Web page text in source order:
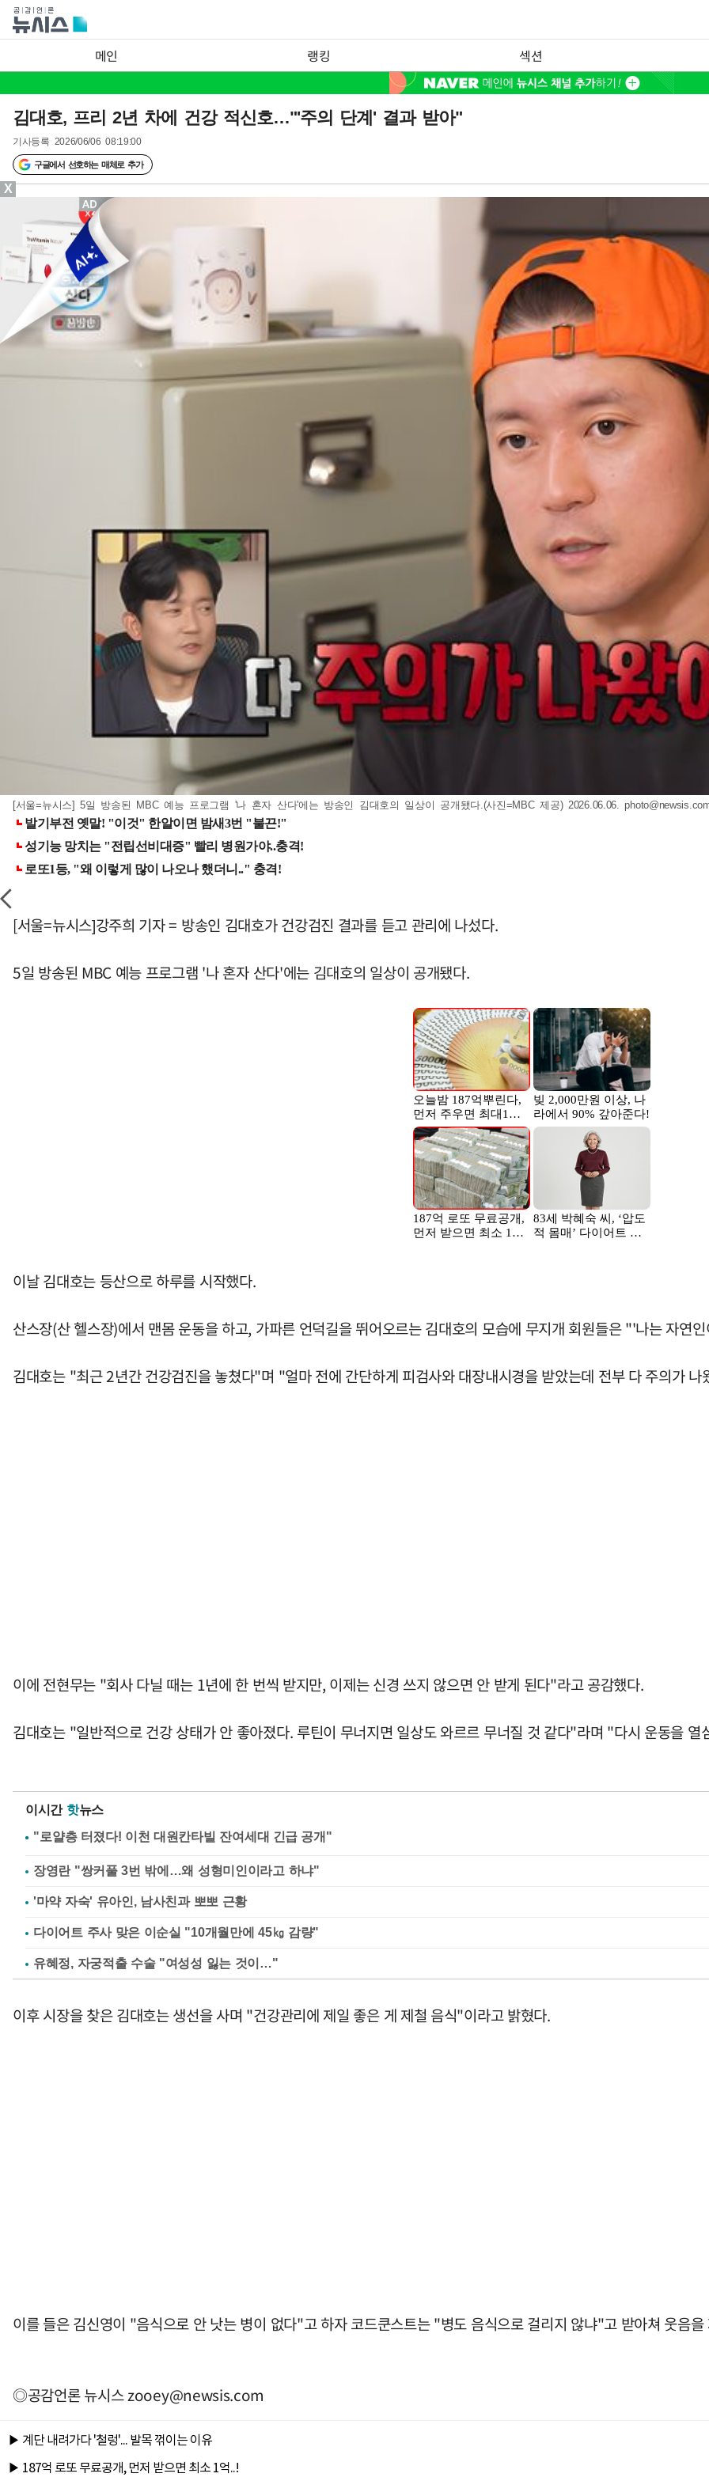
메인 랭킹 섹션
김대호, 프리 2년 차에 건강 적신호…"'주의 단계' 결과 받아"
기사등록 2026/06/06 08:19:00
구글에서 선호하는 매체로 추가
[서울=뉴시스] 5일 방송된 MBC 예능 프로그램 '나 혼자 산다'에는 방송인 김대호의 일상이 공개됐다.(사진=MBC 제공) 2026.06.06.
[서울=뉴시스]강주희 기자 = 방송인 김대호가 건강검진 결과를 듣고 관리에 나섰다.
5일 방송된 MBC 예능 프로그램 '나 혼자 산다'에는 김대호의 일상이 공개됐다.
이날 김대호는 등산으로 하루를 시작했다.
산스장(산 헬스장)에서 맨몸 운동을 하고, 가파른 언덕길을 뛰어오르는 김대호의 모습에 무지개 회원들은 "'나는 자연
김대호는 "최근 2년간 건강검진을 놓쳤다"며 "얼마 전에 간단하게 피검사와 대장내시경을 받았는데 전부 다 주의가
이에 전현무는 "회사 다닐 때는 1년에 한 번씩 받지만, 이제는 신경 쓰지 않으면 안 받게 된다"라고 공감했다.
김대호는 "일반적으로 건강 상태가 안 좋아졌다. 루틴이 무너지면 일상도 와르르 무너질 것 같다"라며 "다시 운동을
이시간 핫뉴스
장영란 "쌍커풀 3번 밖에…왜 성형미인이라고 하냐"
'마약 자숙' 유아인, 남사친과 뽀뽀 근황
다이어트 주사 맞은 이순실 "10개월만에 45㎏ 감량"
유혜정, 자궁적출 수술 "여성성 잃는 것이…"
이후 시장을 찾은 김대호는 생선을 사며 "건강관리에 제일 좋은 게 제철 음식"이라고 밝혔다.
이를 들은 김신영이 "음식으로 안 낫는 병이 없다"고 하자 코드쿤스트는 "병도 음식으로 걸리지 않냐"고 받아쳐 웃음을
◎공감언론 뉴시스zooey@newsis.com
X